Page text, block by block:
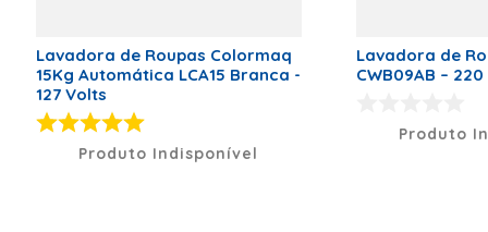
Classificação Energética
Código de Fábrica
Voltagem (V)
Peso Líquido (kg)
Lavadora de Roupas Colormaq
15Kg Automática LCA15 Branca -
127 Volts
Produto Indisponível
Lavadora de
CWB09AB –
Produto